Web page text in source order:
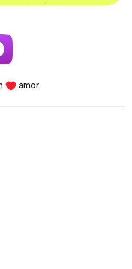
añadir cuentas
tu cuenta con
y mantenerla segura
parámetros necesarios
este programa soporta
proporcionándote ayuda
amor